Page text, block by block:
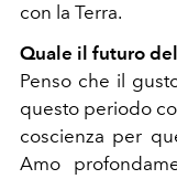
con la Terra.
Quale il futuro
Penso che il
questo periodo
coscienza per
Amo